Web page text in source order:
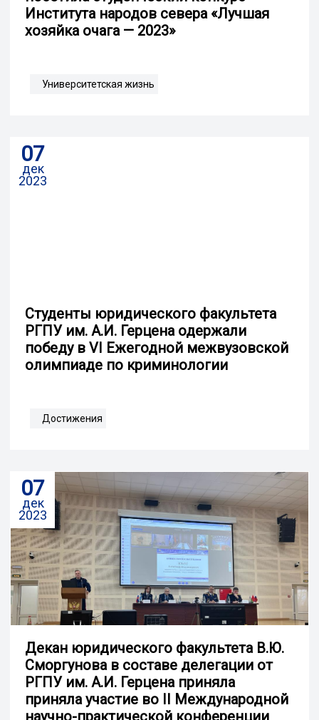
Института народов севера «Лучшая
хозяйка очага — 2023»
Университетская жизнь
07
дек
2023
Студенты юридического факультета
РГПУ им. А.И. Герцена одержали
победу в VI Ежегодной межвузовской
олимпиаде по криминологии
Достижения
07
дек
2023
Декан юридического факультета В.Ю.
Сморгунова в составе делегации от
РГПУ им. А.И. Герцена приняла
приняла участие во II Международной
научно-практической конференции